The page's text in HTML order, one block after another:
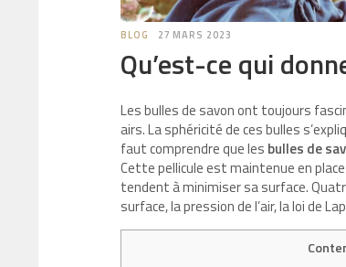
BLOG 27 MARS 2023
Qu’est-ce qui
Les bulles de savon ont toujours
airs. La sphéricité de ces bulles
faut comprendre que les bulles de
Cette pellicule est maintenue en
tendent à minimiser sa surface.
surface, la pression de l’air, la loi de